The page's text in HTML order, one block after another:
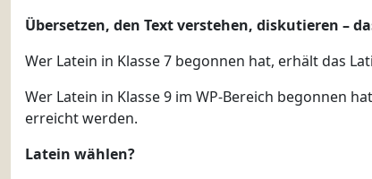
Übersetzen, den Text verstehen, diskutieren –
Wer Latein in Klasse 7 begonnen hat, erhält das
Wer Latein in Klasse 9 im WP-Bereich begonnen
erreicht werden.
Latein wählen?